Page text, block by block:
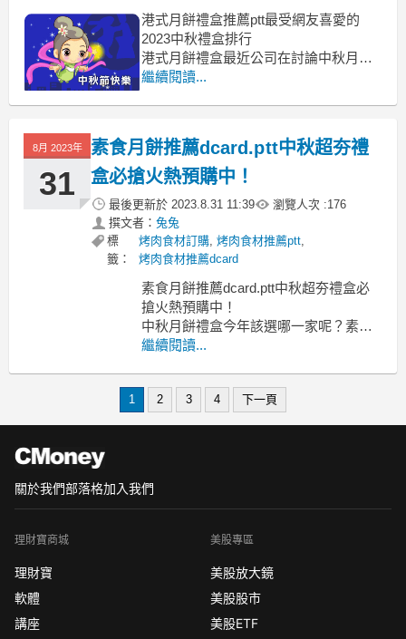
港式月餅禮盒推薦ptt最受網友喜愛的
2023中秋禮盒排行
港式月餅禮盒最近公司在討論中秋月餅
要訂哪家了
港式月餅, 台北港式月餅, 港式月餅廣式
月餅, 港式月餅口味 港式月餅禮盒 香港
月餅排名
繼續閱讀...
8月 2023年
31
素食月餅推薦dcard.ptt中秋超夯禮
盒必搶火熱預購中！
最後更新於 2023.8.31 11:39 瀏覽人次 :176
撰文者： 兔兔
標
籤：
烤肉食材訂購,烤肉食材推薦ptt,
烤肉食材推薦dcard
素食月餅推薦dcard.ptt中秋超夯禮盒必
搶火熱預購中！
中秋月餅禮盒今年該選哪一家呢？素食
月餅推薦
食月餅台中 台中素食月餅 推薦 素食月
繼續閱讀...
1 2 3 4 下一頁
關於我們部落格加入我們
理財寶商城
理財寶
軟體
講座
美股專區
美股放大鏡
美股股市
美股ETF